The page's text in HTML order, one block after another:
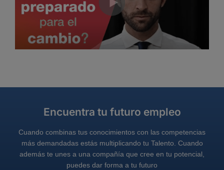
Encuentra tu futuro empleo
Cuando combinas tus conocimientos con las competencias
más demandadas estás multiplicando tu Talento. Cuando
además te unes a una compañía que cree en tu potencial,
puedes dar forma a tu futuro